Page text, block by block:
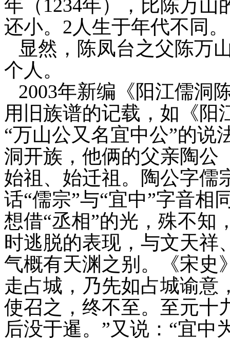
年（ 1234年），比陈万山
还小。 2 人生于年代不同。
显然，陈凤台之父陈万
个人。
2003年新编《阳江儒洞
用旧族谱的记载，如《阳
“万山公又名宜中公”的说
洞开族，他俩的父亲陶公
始祖、始迁祖。陶公字儒
话“儒宗”与“宜中”字音相
想借“丞相”的光， 殊不知
时逃脱的表现，与文天祥
气概有天渊之别。
《宋
走占城，乃先如占城谕意
使召之，终不至。至元十
后没于暹。”又说：“宜中